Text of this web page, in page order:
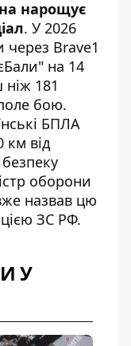
нарощує
. У 2026
через Brave1
на 14
181
бою.
БПЛА
км від
оборони
назвав цю
ЗС РФ.
У